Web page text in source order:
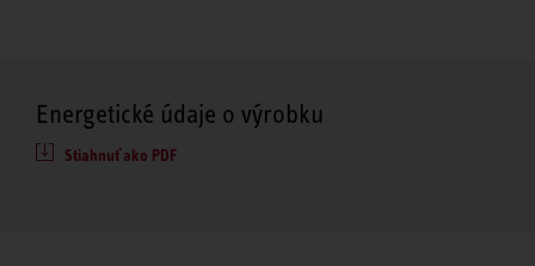
Energetické údaje o výrobku
Stiahnuť ako PDF